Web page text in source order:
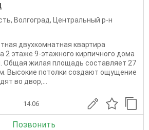
, Волгоград, Центральный р-н
двухкомнатная квартира
2 этаже 9-этажного кирпичного дома
Общая жилая площадь составляет 27
м. Высокие потолки создают ощущение
во двор,...
14.06
Позвонить